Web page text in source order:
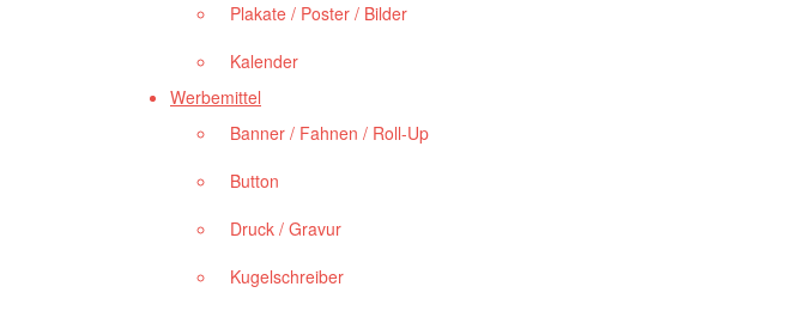
Plakate / Poster / Bilder
Kalender
Werbemittel
Banner / Fahnen / Roll-Up
Button
Druck / Gravur
Kugelschreiber